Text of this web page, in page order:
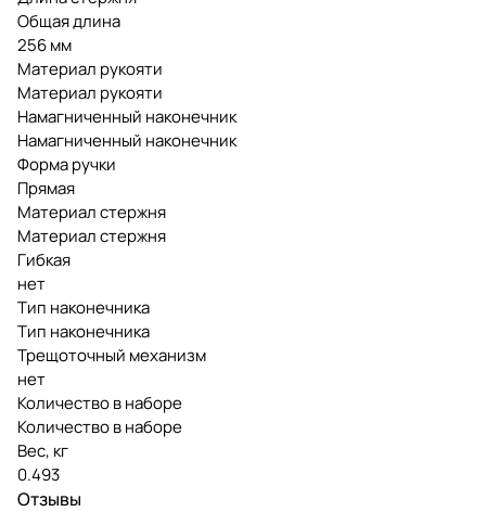
Общая длина
256 мм
Материал рукояти
Материал рукояти
Намагниченный наконечник
Намагниченный наконечник
Форма ручки
Прямая
Материал стержня
Материал стержня
Гибкая
нет
Тип наконечника
Тип наконечника
Трещоточный механизм
нет
Количество в наборе
Количество в наборе
Вес, кг
0.493
Отзывы